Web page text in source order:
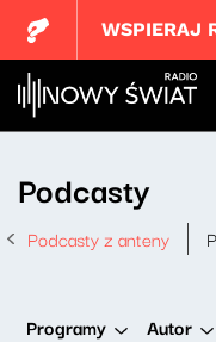
WSPIERAJ
Podcasty
Podcasty z anteny
Programy Autor